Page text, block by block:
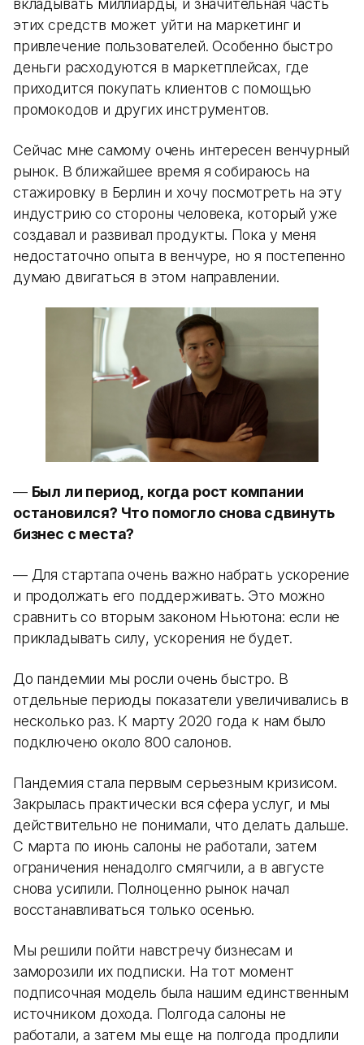
вкладывать миллиарды, и значительная часть
этих средств может уйти на маркетинг и
привлечение пользователей. Особенно быстро
деньги расходуются в маркетплейсах, где
приходится покупать клиентов с помощью
промокодов и других инструментов.
Сейчас мне самому очень интересен венчурный
рынок. В ближайшее время я собираюсь на
стажировку в Берлин и хочу посмотреть на эту
индустрию со стороны человека, который уже
создавал и развивал продукты. Пока у меня
недостаточно опыта в венчуре, но я постепенно
думаю двигаться в этом направлении.
— Был ли период, когда рост компании
остановился? Что помогло снова сдвинуть
бизнес с места?
— Для стартапа очень важно набрать ускорение
и продолжать его поддерживать. Это можно
сравнить со вторым законом Ньютона: если не
прикладывать силу, ускорения не будет.
До пандемии мы росли очень быстро. В
отдельные периоды показатели увеличивались в
несколько раз. К марту 2020 года к нам было
подключено около 800 салонов.
Пандемия стала первым серьезным кризисом.
Закрылась практически вся сфера услуг, и мы
действительно не понимали, что делать дальше.
С марта по июнь салоны не работали, затем
ограничения ненадолго смягчили, а в августе
снова усилили. Полноценно рынок начал
восстанавливаться только осенью.
Мы решили пойти навстречу бизнесам и
заморозили их подписки. На тот момент
подписочная модель была нашим единственным
источником дохода. Полгода салоны не
работали, а затем мы еще на полгода продлили